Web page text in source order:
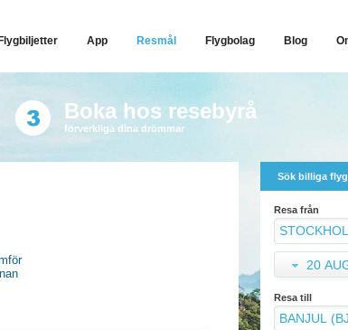
Flygbiljetter App Resmål Flygbolag Blog
Boka hos resebyrå
förverkliga dina drömmar
Sök billiga
Resa från
20
Resa till